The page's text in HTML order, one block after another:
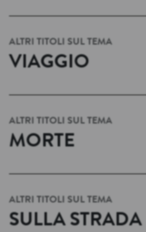
ALTRI TITOLI SUL TEMA
VIAGGIO
ALTRI TITOLI SUL TEMA
MORTE
ALTRI TITOLI SUL TEMA
SULLA STRADA